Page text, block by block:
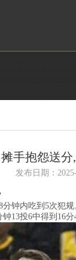
手抱怨送
发布日期：
钟内吃到5次犯规
13投6中得到16